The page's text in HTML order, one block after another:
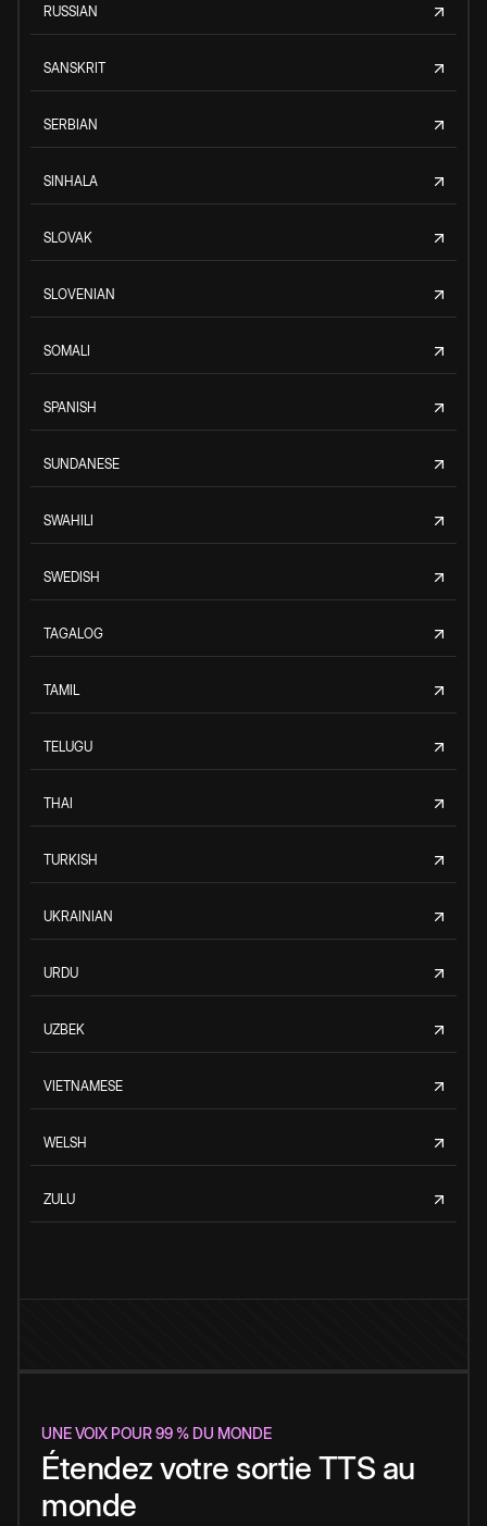
RUSSIAN
SANSKRIT
SERBIAN
SINHALA
SLOVAK
SLOVENIAN
SOMALI
SPANISH
SUNDANESE
SWAHILI
SWEDISH
TAGALOG
TAMIL
TELUGU
THAI
TURKISH
UKRAINIAN
URDU
UZBEK
VIETNAMESE
WELSH
ZULU
UNE VOIX POUR 99 % DU MONDE
Étendez votre sortie TTS au
monde